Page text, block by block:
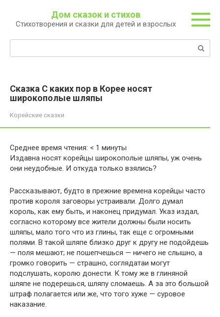
контенту
Дом сказок и стихов
Стихотворения и сказки для детей и взрослых
Сказка С каких пор в Корее носят
широкополые шляпы
Корейские сказки
Среднее время чтения: < 1 минуты
Издавна носят корейцы широкополые шляпы, уж очень
они неудобные. И откуда только взялись?
Рассказывают, будто в прежние времена корейцы часто
против короля заговоры устраивали. Долго думал
король, как ему быть, и наконец придумал. Указ издал,
согласно которому все жители должны были носить
шляпы, мало того что из глины, так еще с огромными
полями. В такой шляпе близко друг к другу не подойдешь
— поля мешают; не пошепчешься — ничего не слышно, а
громко говорить — страшно, соглядатаи могут
подслушать, королю донести. К тому же в глиняной
шляпе не подерешься, шляпу сломаешь. А за это большой
штраф полагается или же, что того хуже — суровое
наказание.